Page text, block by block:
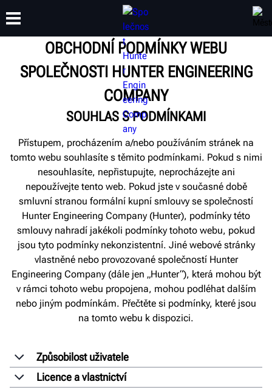
PODPORA
ŠKOLENÍ
OBCHODNÍ PODMÍNKY WEBU
SPOLEČNOSTI HUNTER ENGINEERING
COMPANY
SOUHLAS S PODMÍNKAMI
Přístupem, procházením a/nebo používáním stránek na
tomto webu souhlasíte s těmito podmínkami. Pokud s nimi
nesouhlasíte, nepřistupujte, neprocházejte ani
nepoužívejte tento web. Pokud jste v současné době
smluvní stranou formální kupní smlouvy se společností
Hunter Engineering Company (Hunter), podmínky této
smlouvy nahradí jakékoli podmínky tohoto webu, pokud
jsou tyto podmínky nekonzistentní. Jiné webové stránky
vlastněné nebo provozované společností Hunter
Engineering Company (dále jen „Hunter“), která mohou být
v rámci tohoto webu propojena, mohou podléhat dalším
nebo jiným podmínkám. Přečtěte si podmínky, které jsou
na tomto webu k dispozici.
Způsobilost uživatele
Licence a vlastnictví